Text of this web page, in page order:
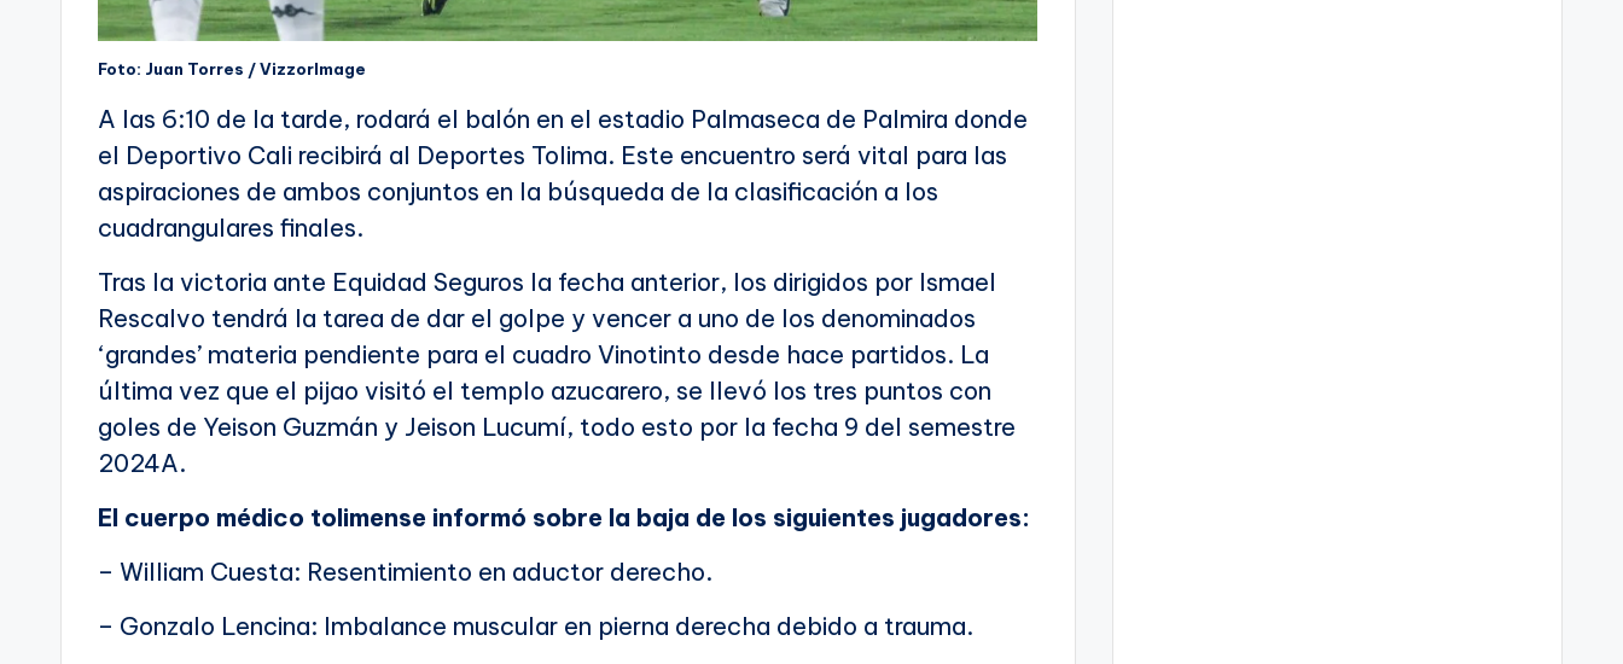
Foto: Juan Torres / VizzorImage
A las 6:10 de la tarde, rodará el balón en el estadio Palmaseca de Palmira donde
el Deportivo Cali recibirá al Deportes Tolima. Este encuentro será vital para las
aspiraciones de ambos conjuntos en la búsqueda de la clasificación a los
cuadrangulares finales.
Tras la victoria ante Equidad Seguros la fecha anterior, los dirigidos por Ismael
Rescalvo tendrá la tarea de dar el golpe y vencer a uno de los denominados
‘grandes’ materia pendiente para el cuadro Vinotinto desde hace partidos. La
última vez que el pijao visitó el templo azucarero, se llevó los tres puntos con
goles de Yeison Guzmán y Jeison Lucumí, todo esto por la fecha 9 del semestre
2024A.
El cuerpo médico tolimense informó sobre la baja de los siguientes jugadores:
– William Cuesta: Resentimiento en aductor derecho.
– Gonzalo Lencina: Imbalance muscular en pierna derecha debido a trauma.